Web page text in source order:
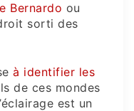
Bernardo ou
sorti des
à identifier les
de ces mondes
est un